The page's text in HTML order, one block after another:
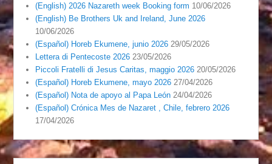
(English) 2026 Nazareth week Booking form 10/06/2026
(English) Be Brothers Uk and Ireland, June 2026
10/06/2026
(Español) Horeb Ekumene, junio 2026 29/05/2026
Lettera di Pentecoste 2026 23/05/2026
Piccoli Fratelli di Jesus Caritas, maggio 2026 20/05/2026
(Español) Horeb Ekumene, mayo 2026 27/04/2026
(Español) Nota de apoyo al Papa León 24/04/2026
(Español) Crónica Mes de Nazaret , Chile, febrero 2026
17/04/2026